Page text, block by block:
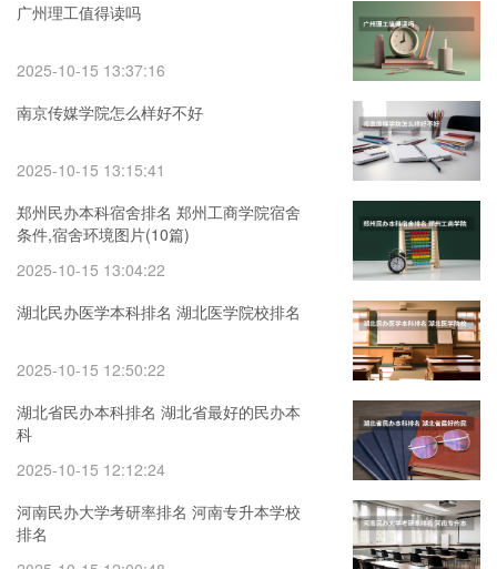
广州理工值得读吗
2025-10-15 13:37:16
南京传媒学院怎么样好不好
2025-10-15 13:15:41
郑州民办本科宿舍排名 郑州工商学院宿舍
条件,宿舍环境图片(10篇)
2025-10-15 13:04:22
湖北民办医学本科排名 湖北医学院校排名
2025-10-15 12:50:22
湖北省民办本科排名 湖北省最好的民办本
科
2025-10-15 12:12:24
河南民办大学考研率排名 河南专升本学校
排名